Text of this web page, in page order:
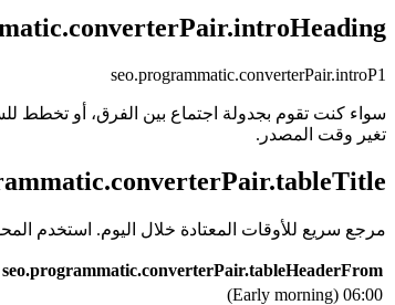
seo.programmatic.converterPair.introP1
سواء كنت تقوم بجدولة اجتماع بين الفرق، أو تخطط
تغير وقت المصدر.
مرجع سريع للأوقات المعتادة خلال اليوم. استخدم
seo.programmatic.converterPair.tableHeaderFrom
06:00
(
Early morning
)